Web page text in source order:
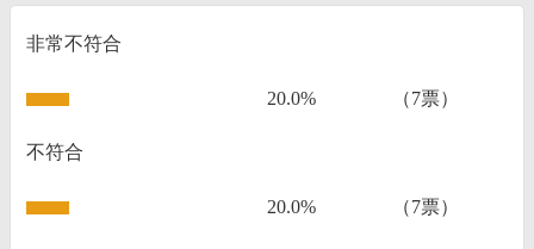
非常不符合
20.0% （7票）
不符合
20.0% （7票）